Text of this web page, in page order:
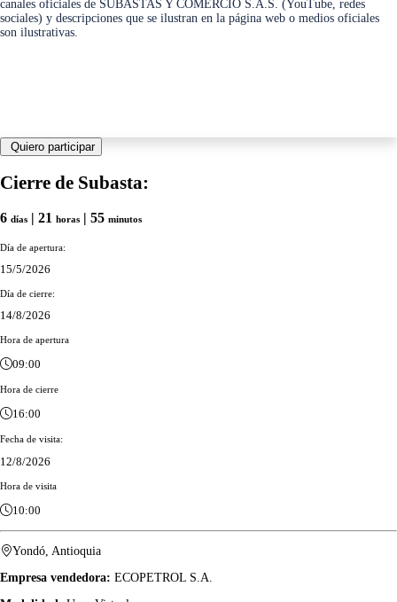
canales oficiales de SUBASTAS Y COMERCIO S.A.S. (YouTube, redes
sociales) y descripciones que se ilustran en la página web o medios oficiales
son ilustrativas.
Quiero participar
Cierre de Subasta:
6 días | 21 horas | 55 minutos
Día de apertura:
15/5/2026
Día de cierre:
14/8/2026
Hora de apertura
09:00
Hora de cierre
16:00
Fecha de visita:
12/8/2026
Hora de visita
10:00
Yondó, Antioquia
Empresa vendedora: ECOPETROL S.A.